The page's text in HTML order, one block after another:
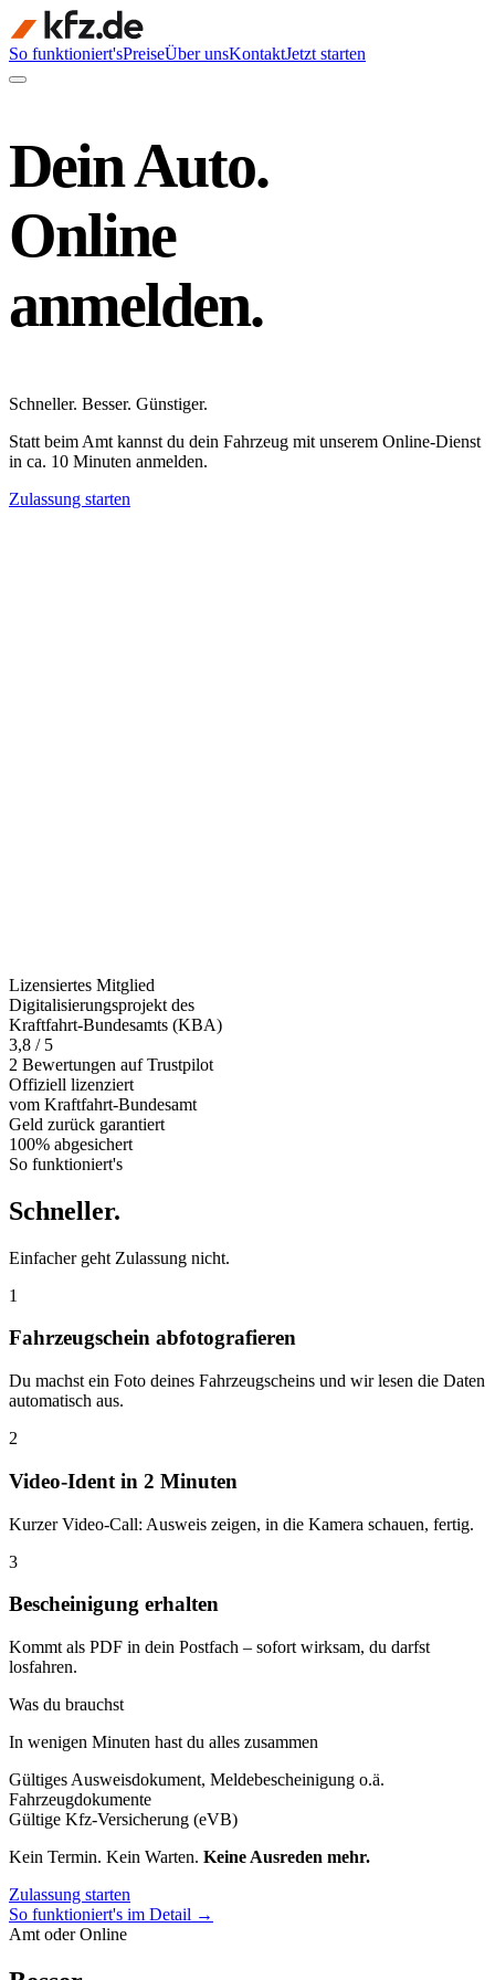
So funktioniert'sPreiseÜber unsKontaktJetzt starten
Dein Auto.
Online
anmelden.
Schneller. Besser. Günstiger.
Statt beim Amt kannst du dein Fahrzeug mit unserem Online-Dienst
in ca. 10 Minuten anmelden.
Zulassung starten
Lizensiertes Mitglied
Digitalisierungsprojekt des
Kraftfahrt-Bundesamts (KBA)
3,8 / 5
2 Bewertungen auf Trustpilot
Offiziell lizenziert
vom Kraftfahrt-Bundesamt
Geld zurück garantiert
100% abgesichert
So funktioniert's
Schneller.
Einfacher geht Zulassung nicht.
1
Fahrzeugschein abfotografieren
Du machst ein Foto deines Fahrzeugscheins und wir lesen die Daten
automatisch aus.
2
Video-Ident in 2 Minuten
Kurzer Video-Call: Ausweis zeigen, in die Kamera schauen, fertig.
3
Bescheinigung erhalten
Kommt als PDF in dein Postfach – sofort wirksam, du darfst
losfahren.
Was du brauchst
In wenigen Minuten hast du alles zusammen
Gültiges Ausweisdokument, Meldebescheinigung o.ä.
Fahrzeugdokumente
Gültige Kfz-Versicherung (eVB)
Kein Termin. Kein Warten. Keine Ausreden mehr.
Zulassung starten
So funktioniert's im Detail →
Amt oder Online